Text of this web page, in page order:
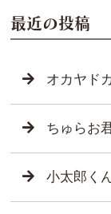
最近の投稿
オカヤド
ちゅらお
小太郎く